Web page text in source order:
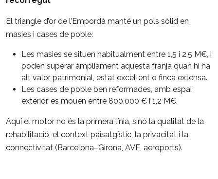
El triangle d’or de l’Empordà manté un pols sòlid en
masies i cases de poble:
Les masies se situen habitualment entre 1,5 i 2,5 M€, i
poden superar àmpliament aquesta franja quan hi ha
alt valor patrimonial, estat excel·lent o finca extensa.
Les cases de poble ben reformades, amb espai
exterior, es mouen entre 800.000 € i 1,2 M€.
Aquí el motor no és la primera línia, sinó la qualitat de la
rehabilitació, el context paisatgístic, la privacitat i la
connectivitat (Barcelona–Girona, AVE, aeroports).